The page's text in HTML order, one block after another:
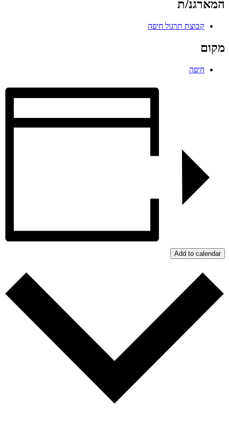
המארגנ/ת
קבוצת תרגול חיפה
מקום
חיפה
Add to calendar